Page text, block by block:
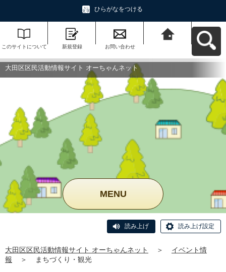
ひらがなをつける
このサイトについて 新規登録 お問い合わせ
ットへ戻る
大田区区民活動情報サイト オーちゃんネット
MENU
読み上げ 読み上げ設定
大田区区民活動情報サイト オーちゃんネット ＞
イベント情
報
＞ まちづくり・観光